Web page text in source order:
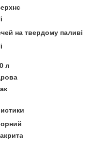
на твердому паливі
л